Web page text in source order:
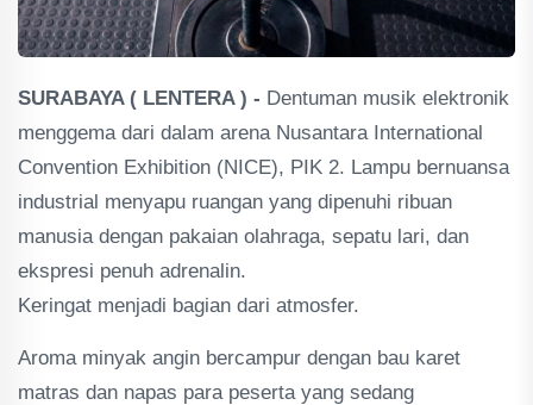
SURABAYA ( LENTERA ) - Dentuman musik elektronik
menggema dari dalam arena Nusantara International
Convention Exhibition (NICE), PIK 2. Lampu bernuansa
industrial menyapu ruangan yang dipenuhi ribuan
manusia dengan pakaian olahraga, sepatu lari, dan
ekspresi penuh adrenalin.
Keringat menjadi bagian dari atmosfer.
Aroma minyak angin bercampur dengan bau karet
matras dan napas para peserta yang sedang